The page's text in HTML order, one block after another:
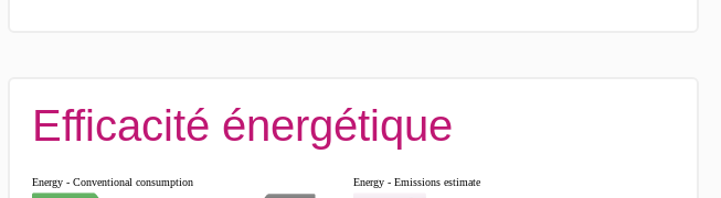
Efficacité énergétique